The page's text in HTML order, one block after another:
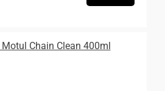
Chain Clean 400ml